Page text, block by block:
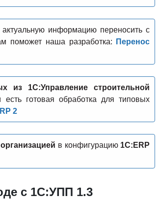
информацию переносить с
поможет наша разработка:
Перенос
из 1С:Управление строительной
готовая обработка для типовых
2
в конфигурацию 1C:ERP
с 1С:УПП 1.3